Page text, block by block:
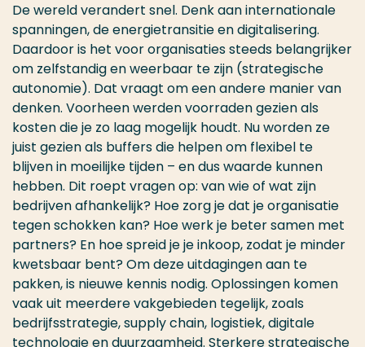
De wereld verandert snel. Denk aan internationale
spanningen, de energietransitie en digitalisering.
Daardoor is het voor organisaties steeds belangrijker
om zelfstandig en weerbaar te zijn (strategische
autonomie). Dat vraagt om een andere manier van
denken. Voorheen werden voorraden gezien als
kosten die je zo laag mogelijk houdt. Nu worden ze
juist gezien als buffers die helpen om flexibel te
blijven in moeilijke tijden – en dus waarde kunnen
hebben. Dit roept vragen op: van wie of wat zijn
bedrijven afhankelijk? Hoe zorg je dat je organisatie
tegen schokken kan? Hoe werk je beter samen met
partners? En hoe spreid je je inkoop, zodat je minder
kwetsbaar bent? Om deze uitdagingen aan te
pakken, is nieuwe kennis nodig. Oplossingen komen
vaak uit meerdere vakgebieden tegelijk, zoals
bedrijfsstrategie, supply chain, logistiek, digitale
technologie en duurzaamheid. Sterkere strategische